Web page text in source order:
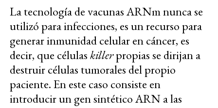
La tecnología de vacunas ARNm nunca se
utilizó para infecciones, es un recurso para
generar inmunidad celular en cáncer, es
decir, que célulaskillerpropias se dirijan a
destruir células tumorales del propio
paciente. En este caso consiste en
introducir un gen sintético ARN a las